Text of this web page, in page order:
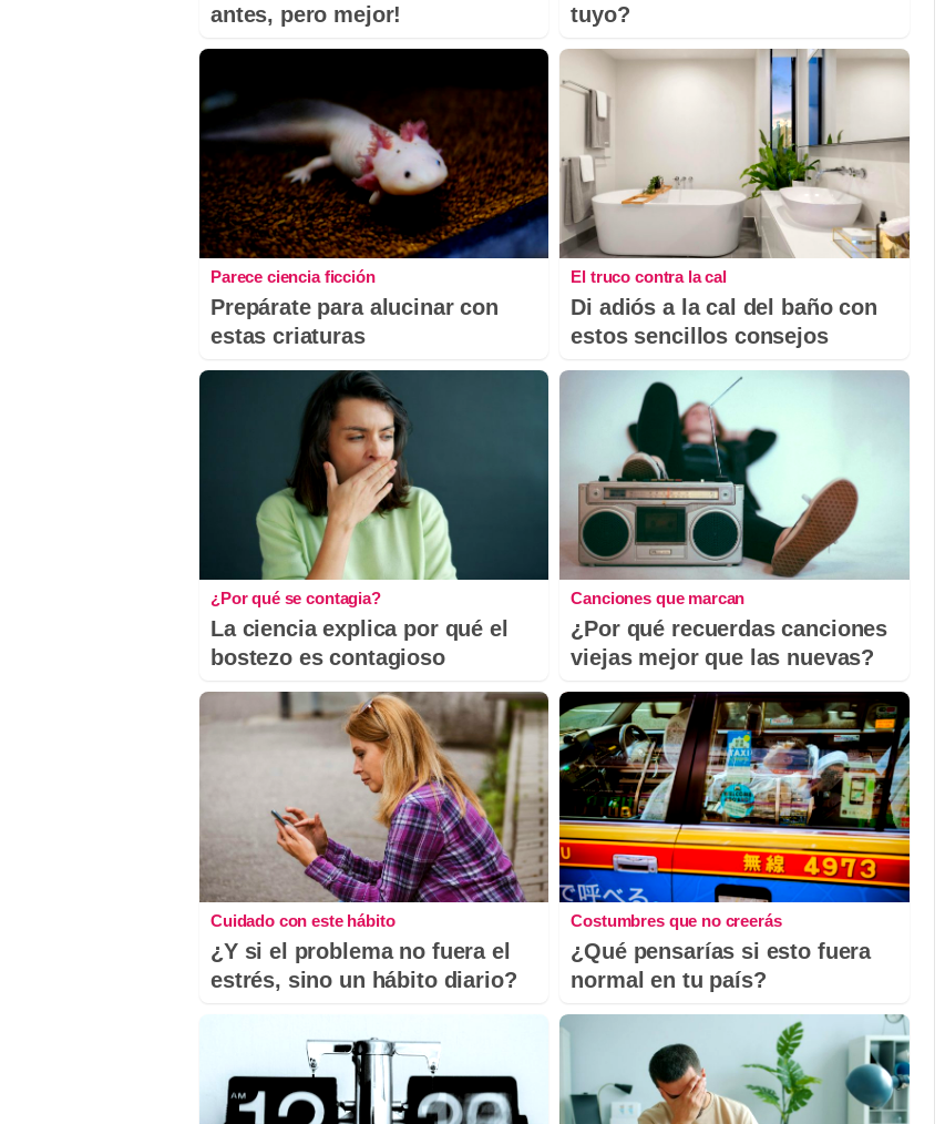
antes, pero mejor!
tuyo?
Parece ciencia ficción
Prepárate para alucinar con
estas criaturas
El truco contra la cal
Di adiós a la cal del baño con
estos sencillos consejos
¿Por qué se contagia?
La ciencia explica por qué el
bostezo es contagioso
Canciones que marcan
¿Por qué recuerdas canciones
viejas mejor que las nuevas?
Cuidado con este hábito
¿Y si el problema no fuera el
estrés, sino un hábito diario?
Costumbres que no creerás
¿Qué pensarías si esto fuera
normal en tu país?